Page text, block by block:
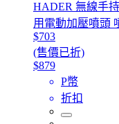
HADER 無線手
用電動加壓噴頭
$703
(售價已折)
$879
P幣
折扣